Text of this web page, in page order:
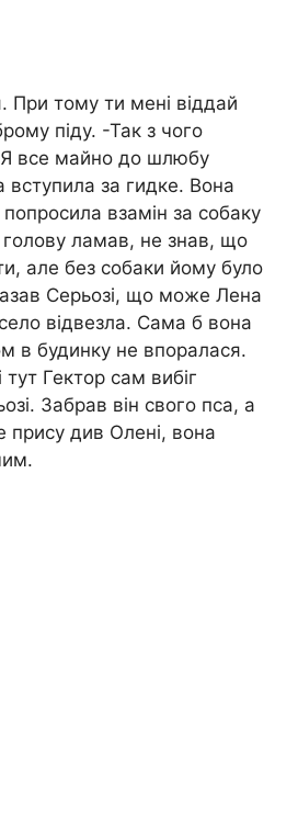
При тому ти мені віддай
піду. -Так з чого
все майно до шлюбу
вступила за гидке. Вона
взамін за собаку
ламав, не знав, що
але без собаки йому було
Серьозі, що може Лена
відвезла. Сама б вона
в будинку не впоралася.
тут Гектор сам вибіг
Забрав він свого пса, а
прису див Олені, вона